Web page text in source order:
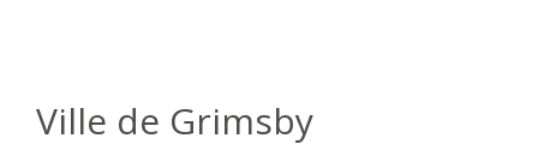
Ville de Grimsby